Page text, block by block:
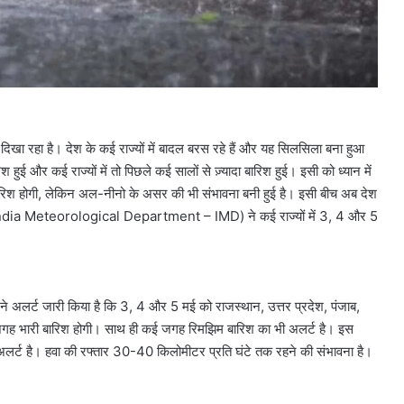
रहा है। देश के कई राज्यों में बादल बरस रहे हैं और यह सिलसिला बना हुआ
कई राज्यों में तो पिछले कई सालों से ज़्यादा बारिश हुई। इसी को ध्यान में
होगी, लेकिन अल-नीनो के असर की भी संभावना बनी हुई है। इसी बीच अब देश
(India Meteorological Department – IMD) ने कई राज्यों में 3, 4 और 5
अलर्ट जारी किया है कि 3, 4 और 5 मई को राजस्थान, उत्तर प्रदेश, पंजाब,
बारिश होगी। साथ ही कई जगह रिमझिम बारिश का भी अलर्ट है। इस
है। हवा की रफ्तार 30-40 किलोमीटर प्रति घंटे तक रहने की संभावना है।